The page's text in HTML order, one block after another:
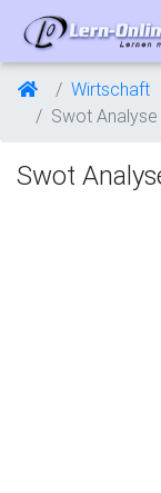
Wirtschaft
Swot Analyse
Swot